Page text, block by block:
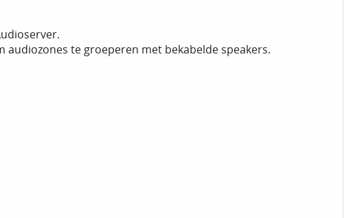
audiozones te groeperen met bekabelde speakers.